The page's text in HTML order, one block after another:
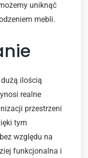
uniknąć
mebli.
ilością
realne
przestrzeni
tym
względu na
funkcjonalna i